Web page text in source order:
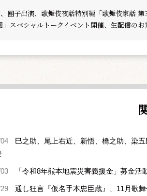
團子出演、歌舞伎夜話特別編「歌舞伎家話 第
」スペシャルトークイベント開催、生配信のお
巳之助、尾上右近、新悟、橋之助、染
「令和8年熊本地震災害義援金」募金活
通し狂言『仮名手本忠臣蔵』、11月歌